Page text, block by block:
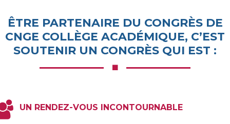
ÊTRE PARTENAIRE DU CONGRÈS DE
CNGE COLLÈGE ACADÉMIQUE, C’EST
SOUTENIR UN CONGRÈS QUI EST :
UN RENDEZ-VOUS INCONTOURNABLE